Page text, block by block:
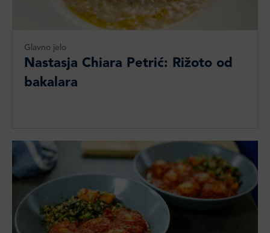
Glavno jelo
Nastasja Chiara Petrić: Rižoto od
bakalara